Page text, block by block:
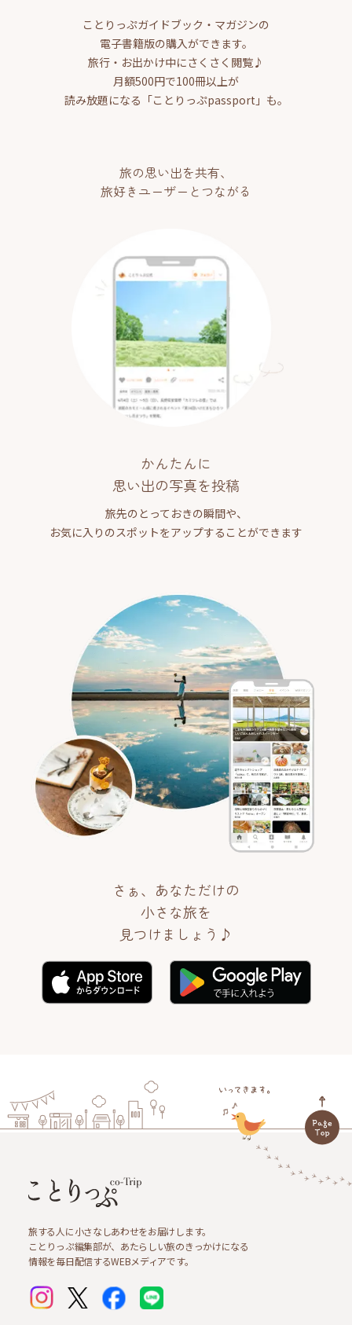
ことりっぷガイドブック・マガジンの
電子書籍版の購入ができます。
旅行・お出かけ中にさくさく閲覧♪
月額500円で100冊以上が
読み放題になる「ことりっぷpassport」も。
旅の思い出を共有、
旅好きユーザーとつながる
かんたんに
思い出の写真を投稿
旅先のとっておきの瞬間や、
お気に入りのスポットをアップすることができます
さぁ、あなただけの
小さな旅を
見つけましょう♪
旅する人に小さなしあわせをお届けします。
ことりっぷ編集部が、あたらしい旅のきっかけになる
情報を毎日配信するWEBメディアです。